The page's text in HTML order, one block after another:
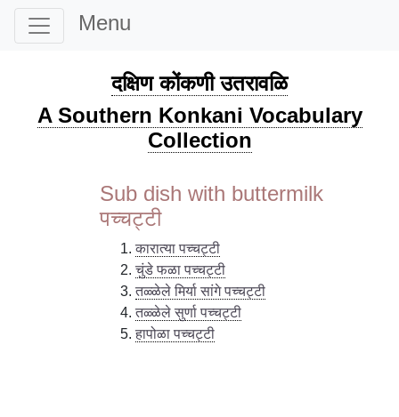
Menu
दक्षिण कोंकणी उतरावळि
A Southern Konkani Vocabulary
Collection
Sub dish with buttermilk
पच्चट्टी
कारात्या पच्चट्टी
चुंडे फळा पच्चट्टी
तळ्ळेले मिर्या सांगे पच्चट्टी
तळ्ळेले सुर्णा पच्चट्टी
हापोळा पच्चट्टी